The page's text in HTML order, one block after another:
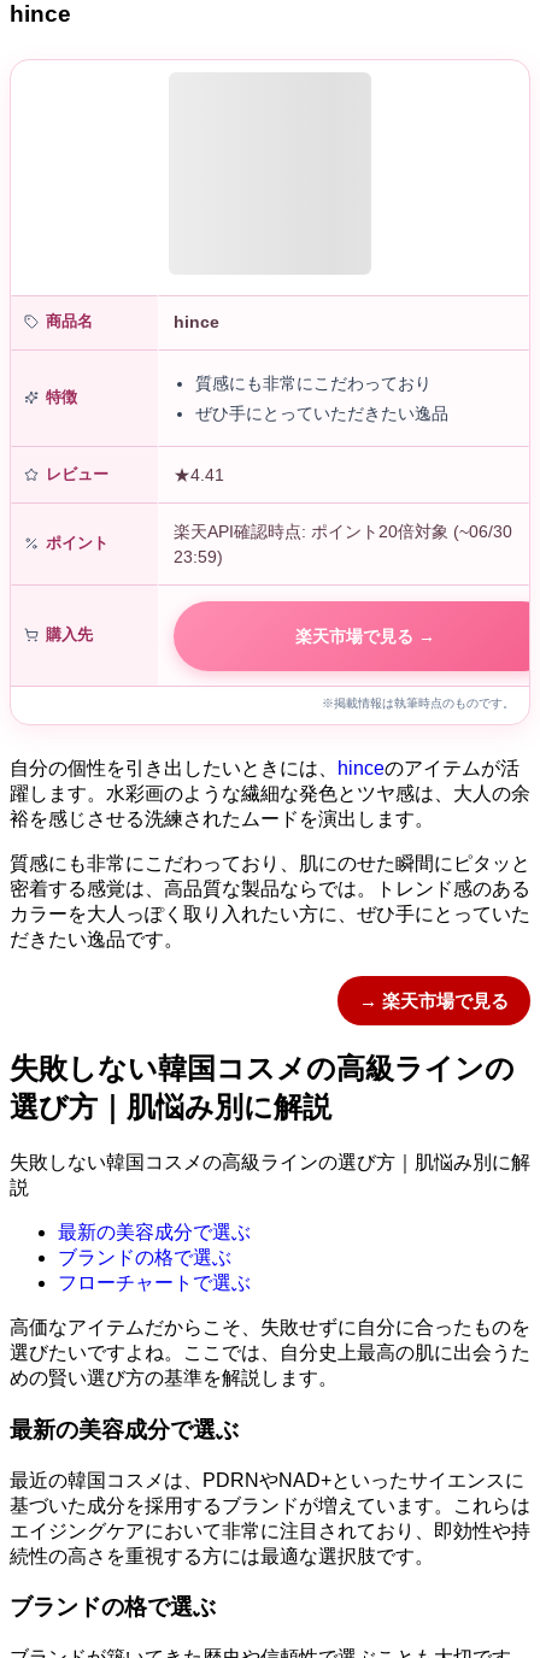
hince
商品名 hince
特徴
質感にも非常にこだわっており
ぜひ手にとっていただきたい逸品
レビュー ★4.41
ポイント
楽天API確認時点: ポイント20倍対象 (~06/30
23:59)
購入先 楽天市場で見る →
※掲載情報は執筆時点のものです。
自分の個性を引き出したいときには、 hinceのアイテムが活
躍します。水彩画のような繊細な発色とツヤ感は、大人の余
裕を感じさせる洗練されたムードを演出します。
質感にも非常にこだわっており、肌にのせた瞬間にピタッと
密着する感覚は、高品質な製品ならでは。トレンド感のある
カラーを大人っぽく取り入れたい方に、ぜひ手にとっていた
だきたい逸品です。
→ 楽天市場で見る
失敗しない韓国コスメの高級ラインの
選び方｜肌悩み別に解説
失敗しない韓国コスメの高級ラインの選び方｜肌悩み別に解
説
最新の美容成分で選ぶ
ブランドの格で選ぶ
フローチャートで選ぶ
高価なアイテムだからこそ、失敗せずに自分に合ったものを
選びたいですよね。ここでは、自分史上最高の肌に出会うた
めの賢い選び方の基準を解説します。
最新の美容成分で選ぶ
最近の韓国コスメは、PDRNやNAD+といったサイエンスに
基づいた成分を採用するブランドが増えています。これらは
エイジングケアにおいて非常に注目されており、即効性や持
続性の高さを重視する方には最適な選択肢です。
ブランドの格で選ぶ